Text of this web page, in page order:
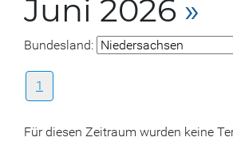
Juni 2026 »
Bundesland:
1
Für diesen Zeitraum wurden keine